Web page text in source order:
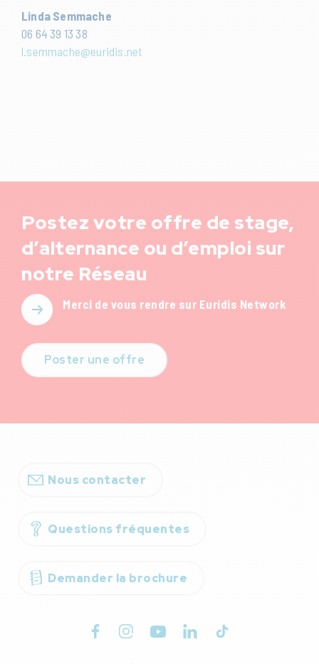
Linda Semmache
06 64 39 13 38
l.semmache@euridis.net
Postez votre offre de stage,
d’alternance ou d’emploi sur
notre Réseau
Merci de vous rendre sur Euridis Network
Poster une offre
Nous contacter
Questions fréquentes
Demander la brochure